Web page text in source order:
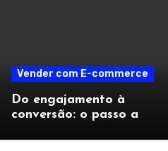
Vender com E-commerce
Do engajamento à
conversão: o passo a
transmissões ao vivo em